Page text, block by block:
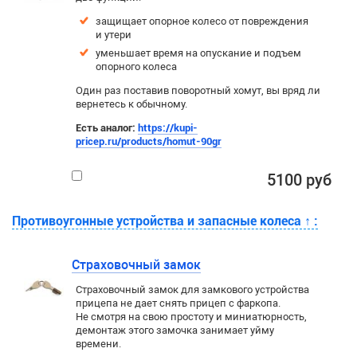
защищает опорное колесо от повреждения
и утери
уменьшает время на опускание и подъем
опорного колеса
Один раз поставив поворотный хомут, вы вряд ли
вернетесь к обычному.
Есть аналог: https://kupi-
pricep.ru/products/homut-90gr
5100 руб
Противоугонные устройства и запасные колеса ↑ :
Страховочный замок
Страховочный замок для замкового устройства
прицепа не дает снять прицеп с фаркопа.
Не смотря на свою простоту и миниатюрность,
демонтаж этого замочка занимает уйму
времени.